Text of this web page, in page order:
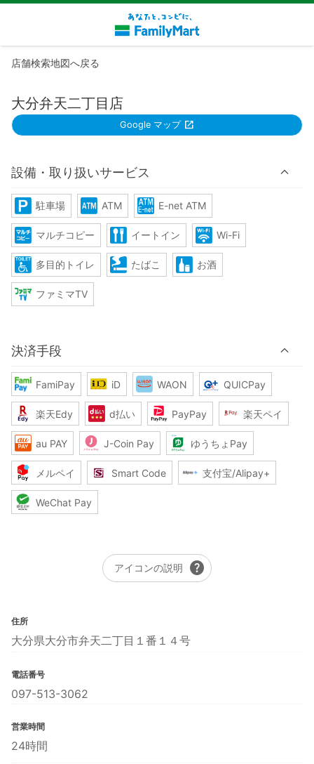
店舗検索地図へ戻る
大分弁天二丁目店
Google マップ
設備・取り扱いサービス
駐車場 ATM E-net ATM
マルチコピー イートイン Wi-Fi
多目的トイレ たばこ お酒
ファミマTV
決済手段
FamiPay iD WAON QUICPay
楽天Edy d払い PayPay 楽天ペイ
au PAY J-Coin Pay ゆうちょPay
メルペイ Smart Code 支付宝/Alipay+
WeChat Pay
アイコンの説明 help
住所
大分県大分市弁天二丁目１番１４号
電話番号
097-513-3062
営業時間
24時間